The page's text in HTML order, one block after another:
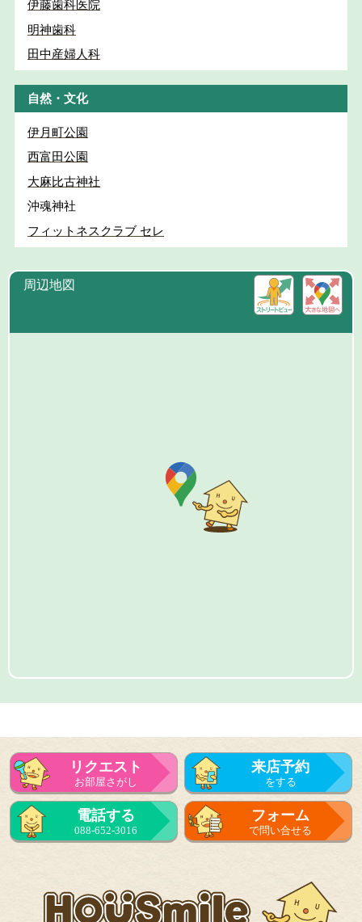
伊藤歯科医院
明神歯科
田中産婦人科
自然・文化
伊月町公園
西富田公園
大麻比古神社
沖魂神社
フィットネスクラブ セレ
周辺地図
リクエスト
お部屋さがし
来店予約
をする
電話する
088-652-3016
フォーム
で問い合せる